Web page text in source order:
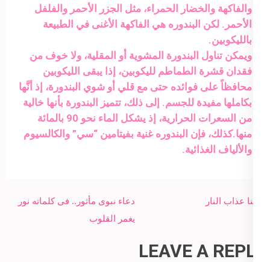
والفاكهة والخضار الحمراء، مثل الجزر الأحمر والفلفل
الأحمر. لكن البندوره هي الفاكهة الأغنى في الطبيعة
بالليكوبين.
ويمكن تناول البندورة المشوية أو المقلية، ولا خوف من
فقدان قشرة الطماطم لليكوبين، إذا يبقى الليكوبين
محافظاً على فوائده حتى مع قلي أو شوي البندورة، إذ أنَّها
بكاملها مفيدة للجسم. إلى ذلك، تتميز البندورة بأنها خالية
من السعرات الحرارية، إذ يشكل الماء نحو 90 بالمائة
منها.كذلك، فإن البندوره غنية بفيتامين “سي” والكالسيوم
والألياف الغذائية.
Post
دعاء نبوى مأثور.. فى كلماته نور
يغمر القلوب
و قنا عذاب النار
LEAVE A REPLY